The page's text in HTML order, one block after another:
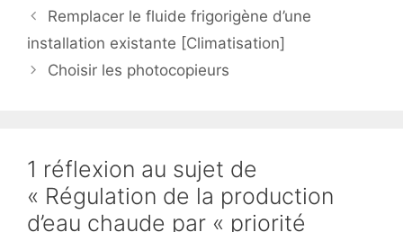
Remplacer le fluide frigorigène d’une
installation existante [Climatisation]
Choisir les photocopieurs
1 réflexion au sujet de
« Régulation de la production
d’eau chaude par « priorité